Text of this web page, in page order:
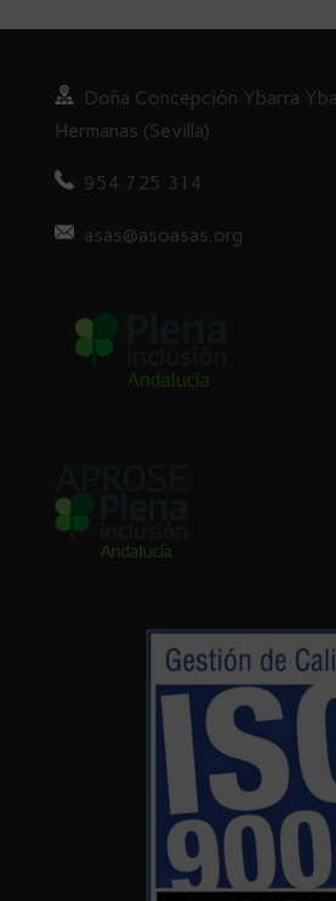
Doña Concepción Ybarra
Hermanas (Sevilla)
954 725 314
asas@asoasas.org